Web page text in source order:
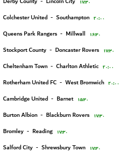
۱۷:۳۰
Colchester United - Southampton ۲۰:۰۰
Queens Park Rangers - Millwall ۱۶:۳۰
Stockport County - Doncaster Rovers ۱۷:۳۰
Cheltenham Town - Charlton Athletic ۲۰:۰۰
Rotherham United FC - West Bromwich ۲۰:۰۰
Cambridge United - Barnet ۱۵:۳۰
Burton Albion - Blackburn Rovers ۱۷:۳۰
Bromley - Reading ۱۷:۳۰
Salford City - Shrewsbury Town ۱۷:۳۰